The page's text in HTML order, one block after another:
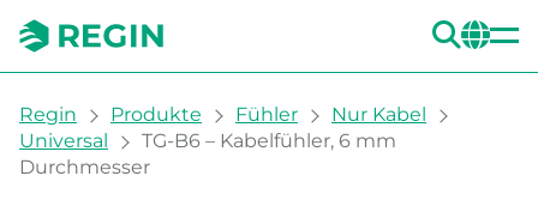
You are here:
Regin Produkte Fühler
Nur Kabel
Universal
TG-B6 – Kabelfühler, 6 mm
Durchmesser